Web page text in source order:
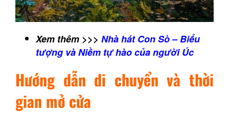
Xem thêm >>> Nhà hát Con Sò – Biểu
tượng và Niềm tự hào của người Úc
Hướng dẫn di chuyển và thời
gian mở cửa